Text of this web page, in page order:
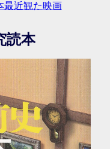
最近観た映画
読本